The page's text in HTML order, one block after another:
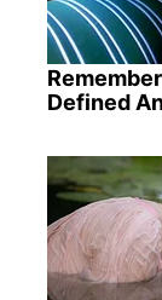
Defined